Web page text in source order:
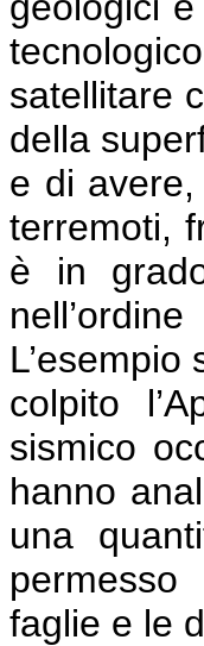
satellitare
della
e di
terremoti,
è in
colpito
sismico
hanno
una
faglie e le